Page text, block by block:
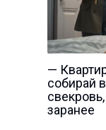
—
собирай
заранее